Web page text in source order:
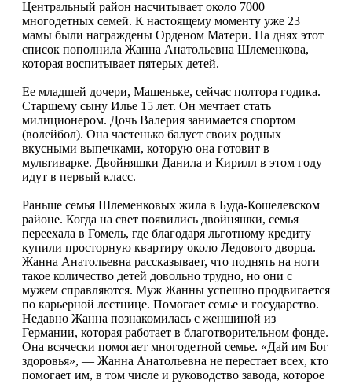
Центральный район насчитывает около 7000
многодетных семей. К настоящему моменту уже 23
мамы были награждены Орденом Матери. На днях этот
список пополнила Жанна Анатольевна Шлеменкова,
которая воспитывает пятерых детей.
Ее младшей дочери, Машеньке, сейчас полтора годика.
Старшему сыну Илье 15 лет. Он мечтает стать
милиционером. Дочь Валерия занимается спортом
(волейбол). Она частенько балует своих родных
вкусными выпечками, которую она готовит в
мультиварке. Двойняшки Данила и Кирилл в этом году
идут в первый класс.
Раньше семья Шлеменковых жила в Буда-Кошелевском
районе. Когда на свет появились двойняшки, семья
переехала в Гомель, где благодаря льготному кредиту
купили просторную квартиру около Ледового дворца.
Жанна Анатольевна рассказывает, что поднять на ноги
такое количество детей довольно трудно, но они с
мужем справляются. Муж Жанны успешно продвигается
по карьерной лестнице. Помогает семье и государство.
Недавно Жанна познакомилась с женщиной из
Германии, которая работает в благотворительном фонде.
Она всячески помогает многодетной семье. «Дай им Бог
здоровья», — Жанна Анатольевна не перестает всех, кто
помогает им, в том числе и руководство завода, которое